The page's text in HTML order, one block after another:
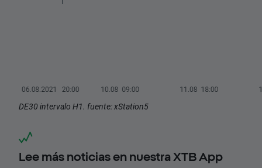
DE30 intervalo H1. fuente: xStation5
Lee más noticias en nuestra XTB App